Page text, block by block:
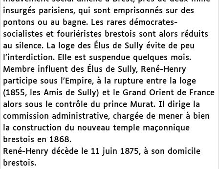
insurgés parisiens, qui sont emprisonnés sur des
pontons ou au bagne. Les rares démocrates-
socialistes et fouriéristes brestois sont alors réduits
au silence. La loge des Élus de Sully évite de peu
l’interdiction. Elle est suspendue quelques mois.
Membre influent des Élus de Sully, René-Henry
participe sous l’Empire, à la rupture entre la loge
(1855, les Amis de Sully) et le Grand Orient de France
alors sous le contrôle du prince Murat. Il dirige la
commission administrative, chargée de mener à bien
la construction du nouveau temple maçonnique
brestois en 1868.
René-Henry décède le 11 juin 1875, à son domicile
brestois.